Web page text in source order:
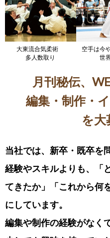
大東流合気柔術
多人数取り
空手は今
世
月刊秘伝、
編集・制作・
を大
当社では、新卒・既卒を
経験やスキルよりも、「
てきたか」
「これから何
にしています。
編集や制作の経験がなく